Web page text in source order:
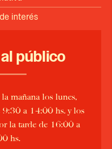
interés
público
mañana los lunes,
9:30a 14:00 hs.y los
la tarde de 16:00 a
hs.